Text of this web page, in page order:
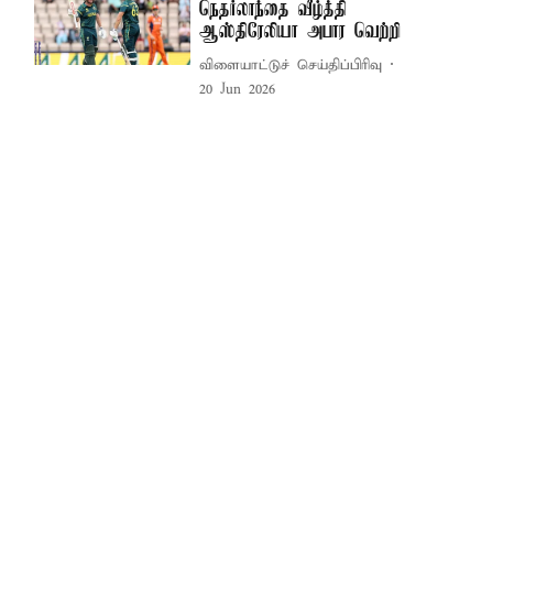
நெதர்லாந்தை வீழ்த்தி
ஆஸ்திரேலியா அபார வெற்றி
விளையாட்டுச் செய்திப்பிரிவு
20 Jun 2026